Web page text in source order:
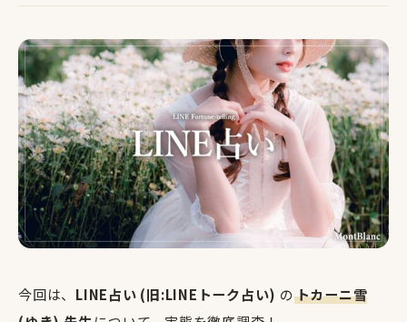
今回は、 LINE占い (旧:LINEトーク占い) のトカーニ雪